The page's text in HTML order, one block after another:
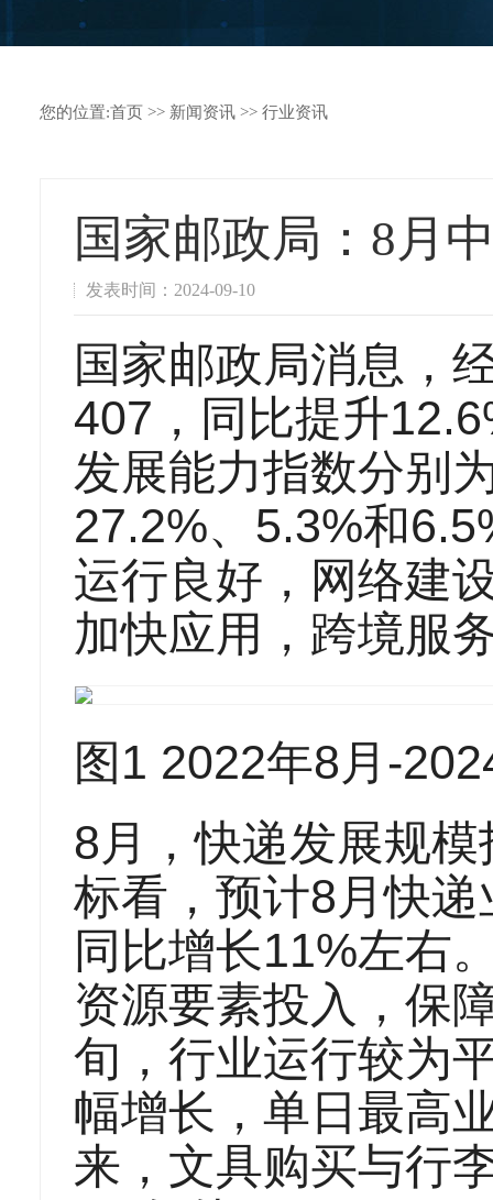
您的位置:首页>> 新闻资讯>> 行业资讯
国家邮政局：8月
发表时间：2024-09-10
国家邮政局消息，
407，同比提升
发展能力指数分别
27.2%、5.3%和
运行良好，网络建
加快应用，跨境服
图1 2022年8月-
8月，快递发展规
标看，预计8月快
同比增长11%左右
资源要素投入，保
旬，行业运行较为
幅增长，单日最高
来，文具购买与行